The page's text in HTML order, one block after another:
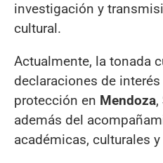
investigación y
cultural.
Actualmente, la tonada
declaraciones de
protección en Mendoza,
además del
académicas, culturales